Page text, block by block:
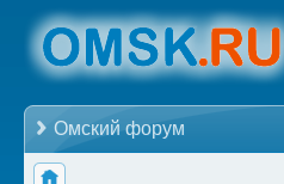
Омский форум